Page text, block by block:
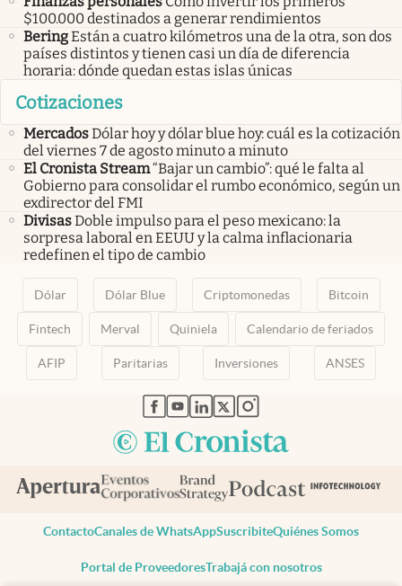
$100.000 destinados a generar rendimientos
BeringEstán a cuatro kilómetros una de la otra, son dos
países distintos y tienen casi un día de diferencia
horaria: dónde quedan estas islas únicas
Cotizaciones
MercadosDólar hoy y dólar blue hoy: cuál es la cotización
del viernes 7 de agosto minuto a minuto
El Cronista Stream“Bajar un cambio”: qué le falta al
Gobierno para consolidar el rumbo económico, según un
exdirector del FMI
DivisasDoble impulso para el peso mexicano: la
sorpresa laboral en EEUU y la calma inflacionaria
redefinen el tipo de cambio
Dólar Dólar Blue Criptomonedas Bitcoin
Fintech Merval Quiniela Calendario de feriados
AFIP Paritarias Inversiones ANSES
abre en nueva pestaña
abre en nueva pestaña
abre en nueva pestaña
abre en nueva pestaña
abre en nueva pestaña
ContactoCanales de WhatsAppSuscribiteQuiénes Somos
Portal de ProveedoresTrabajá con nosotros